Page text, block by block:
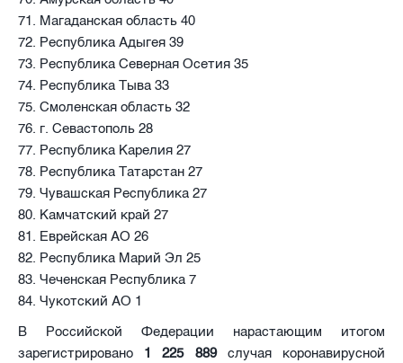
71. Магаданская область 40
72. Республика Адыгея 39
73. Республика Северная Осетия 35
74. Республика Тыва 33
75. Смоленская область 32
76. г. Севастополь 28
77. Республика Карелия 27
78. Республика Татарстан 27
79. Чувашская Республика 27
80. Камчатский край 27
81. Еврейская АО 26
82. Республика Марий Эл 25
83. Чеченская Республика 7
84. Чукотский АО 1
В Российской Федерации нарастающим итогом
зарегистрировано 1 225 889случая коронавирусной